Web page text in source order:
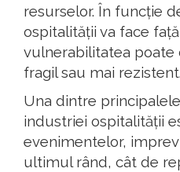
resurselor. În funcție
ospitalității va face
vulnerabilitatea poate
fragil sau mai rezistent.
Una dintre
industriei ospitalității
evenimentelor,
ultimul rând, cât de